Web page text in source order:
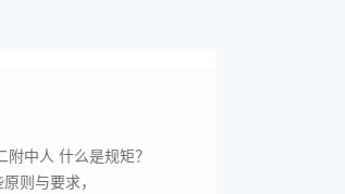
中人 什么是规矩？
则与要求，